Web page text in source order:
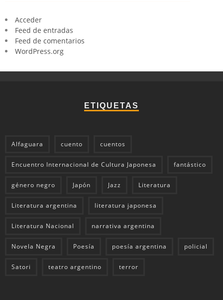
Acceder
Feed de entradas
Feed de comentarios
WordPress.org
ETIQUETAS
Alfaguara cuento cuentos
Encuentro Internacional de Cultura Japonesa fantástico
género negro Japón Jazz Literatura
Literatura argentina literatura japonesa
Literatura Nacional narrativa argentina
Novela Negra Poesía poesía argentina policial
Satori teatro argentino terror